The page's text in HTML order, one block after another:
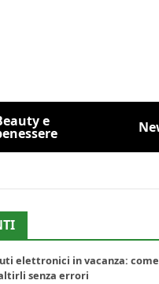
e
elettronici in vacanza: come
senza errori